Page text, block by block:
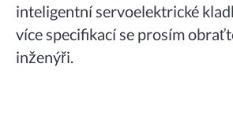
inteligentní servoelektrické
více specifikací se prosím
inženýři.